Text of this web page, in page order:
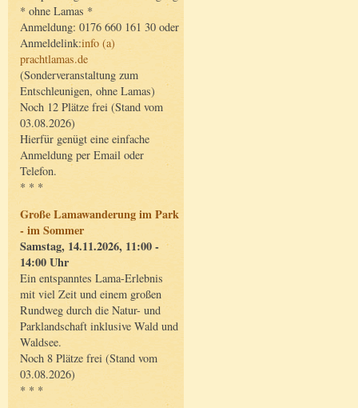
* ohne Lamas *
Anmeldung: 0176 660 161 30 oder
Anmeldelink:info (a)
prachtlamas.de
(Sonderveranstaltung zum
Entschleunigen, ohne Lamas)
Noch 12 Plätze frei (Stand vom
03.08.2026)
Hierfür genügt eine einfache
Anmeldung per Email oder
Telefon.
* * *
Große Lamawanderung im Park
- im Sommer
Samstag, 14.11.2026, 11:00 -
14:00 Uhr
Ein entspanntes Lama-Erlebnis
mit viel Zeit und einem großen
Rundweg durch die Natur- und
Parklandschaft inklusive Wald und
Waldsee.
Noch 8 Plätze frei (Stand vom
03.08.2026)
* * *